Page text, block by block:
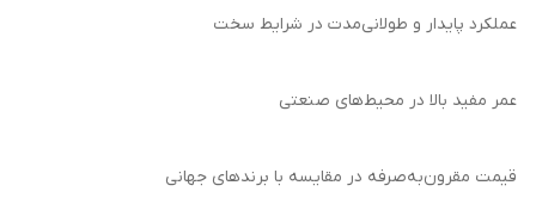
عملکرد پایدار و طولانی‌مدت در شرایط سخت
عمر مفید بالا در محیط‌های صنعتی
قیمت مقرون‌به‌صرفه در مقایسه با برندهای جهانی